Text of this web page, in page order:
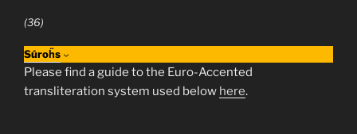
(36)
Súroḧs
Please find a guide to the Euro-Accented
transliteration system used below here.